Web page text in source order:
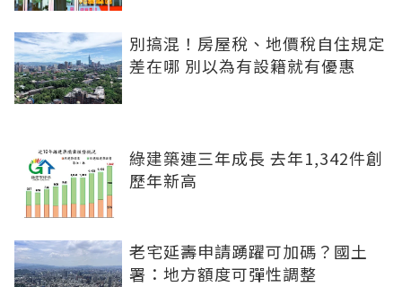
別搞混！房屋稅、地價稅自住規定
差在哪 別以為有設籍就有優惠
綠建築連三年成長 去年1,342件創
歷年新高
老宅延壽申請踴躍可加碼？國土
署：地方額度可彈性調整